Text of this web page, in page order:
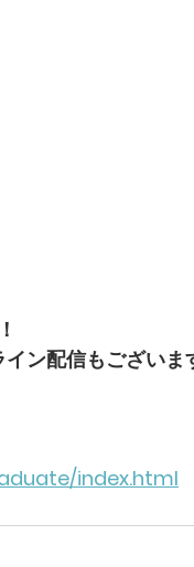
ン配信もございま
index.html